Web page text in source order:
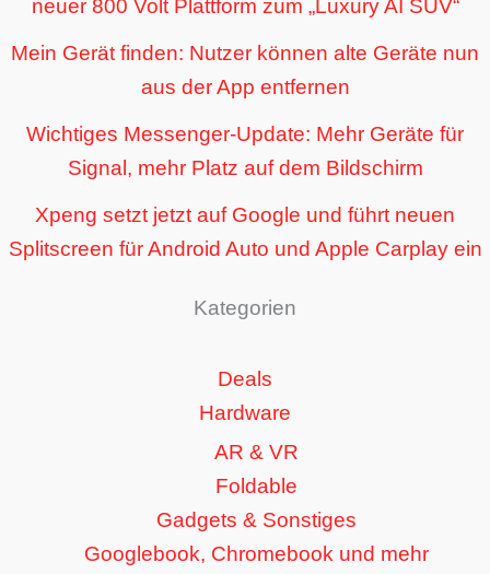
neuer 800 Volt Plattform zum „Luxury AI SUV“
Mein Gerät finden: Nutzer können alte Geräte nun
aus der App entfernen
Wichtiges Messenger-Update: Mehr Geräte für
Signal, mehr Platz auf dem Bildschirm
Xpeng setzt jetzt auf Google und führt neuen
Splitscreen für Android Auto und Apple Carplay ein
Kategorien
Deals
Hardware
AR & VR
Foldable
Gadgets & Sonstiges
Googlebook, Chromebook und mehr